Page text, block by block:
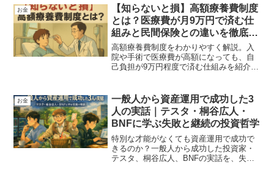
解説しています。もちろん個人差がある
ので正解ではありませんが、参考までに
お読みください。
お金
【知らないと損】高額療養費制度
とは？医療費が月9万円で済む仕
組みと民間保険との違いを徹底解
説！
高額療養費制度をわかりやすく解説。入
院や手術で医療費が高額になっても、自
己負担が9万円程度で済む仕組みを紹介し
だけで十分か、保険は必要かを丁寧に説
明します。
お金
一般人から資産運用で成功した3
人の実話｜テスタ・桐谷広人・
BNFに学ぶ失敗と継続の投資哲学
特別な才能がなくても資産運用で成功で
きるのか？一般人から成功した投資家・
テスタ、桐谷広人、BNFの実話を、失